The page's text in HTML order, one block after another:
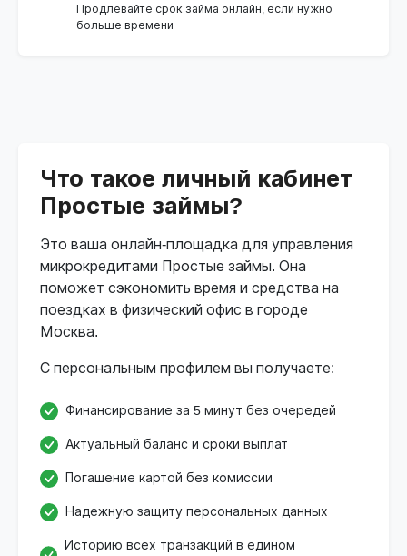
Продлевайте срок займа онлайн, если нужно
больше времени
Что такое личный кабинет
Простые займы?
Это ваша онлайн-площадка для управления
микрокредитами Простые займы. Она
поможет сэкономить время и средства на
поездках в физический офис в городе
Москва.
С персональным профилем вы получаете:
Финансирование за 5 минут без очередей
Актуальный баланс и сроки выплат
Погашение картой без комиссии
Надежную защиту персональных данных
Историю всех транзакций в едином